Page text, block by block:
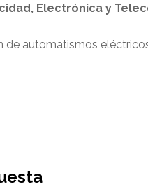
Electrónica y
de automatismos